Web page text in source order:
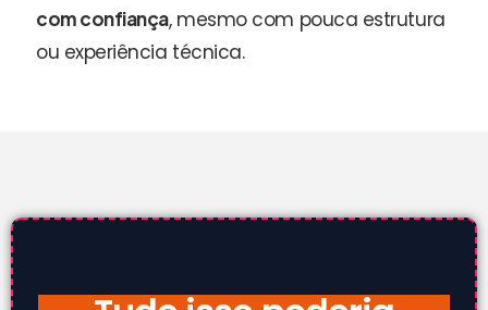
com confiança, mesmo com pouca estrutura
ou experiência técnica.